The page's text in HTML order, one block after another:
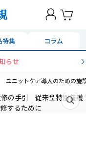
特集 コラム
らせ
ユニットケア導入のための施